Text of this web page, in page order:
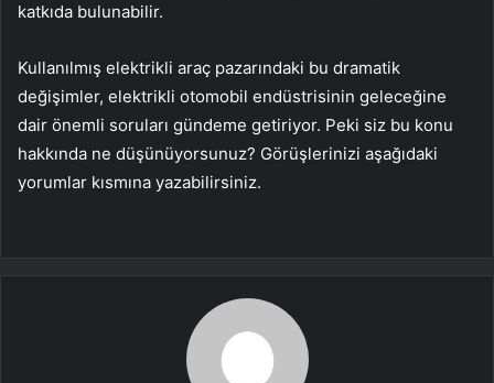
katkıda bulunabilir.
Kullanılmış elektrikli araç pazarındaki bu dramatik
değişimler, elektrikli otomobil endüstrisinin geleceğine
dair önemli soruları gündeme getiriyor. Peki siz bu konu
hakkında ne düşünüyorsunuz? Görüşlerinizi aşağıdaki
yorumlar kısmına yazabilirsiniz.